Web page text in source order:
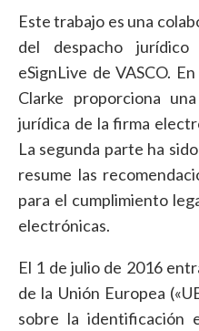
Este trabajo es una
del despacho
eSignLive de VASCO.
Clarke proporciona
jurídica de la firma
La segunda parte ha
resume las
para el cumplimiento
electrónicas.
El 1 de julio de 2016
de la Unión Europea
sobre la identificación